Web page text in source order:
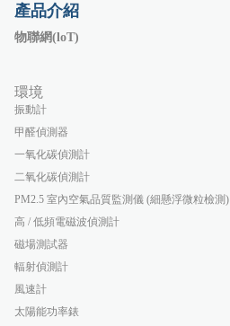
產品介紹
物聯網(loT)
環境
振動計
甲醛偵測器
一氧化碳偵測計
二氧化碳偵測計
PM2.5 室內空氣品質監測儀 (細懸浮微粒檢測)
高 / 低頻電磁波偵測計
磁場測試器
輻射偵測計
風速計
太陽能功率錶